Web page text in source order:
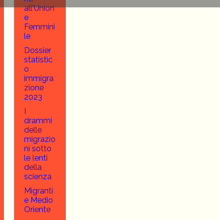
all'Union
e
Femmini
le
Dossier
statistic
o
immigra
zione
2023
drammi
delle
migrazio
ni sotto
le lenti
della
scienza
Migranti
e Medio
Oriente